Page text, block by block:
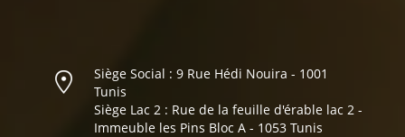
Siège Social : 9 Rue Hédi Nouira - 1001
Tunis
Siège Lac 2 : Rue de la feuille d'érable lac 2 -
Immeuble les Pins Bloc A - 1053 Tunis